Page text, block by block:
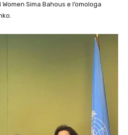
Sima Bahous e l’omologa